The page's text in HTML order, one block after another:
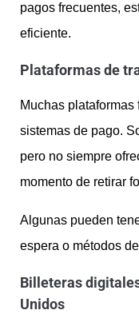
pagos frecuentes,
eficiente.
Plataformas de
Muchas
sistemas de pago.
pero no siempre
momento de retirar
Algunas pueden
espera o métodos
Billeteras
Unidos